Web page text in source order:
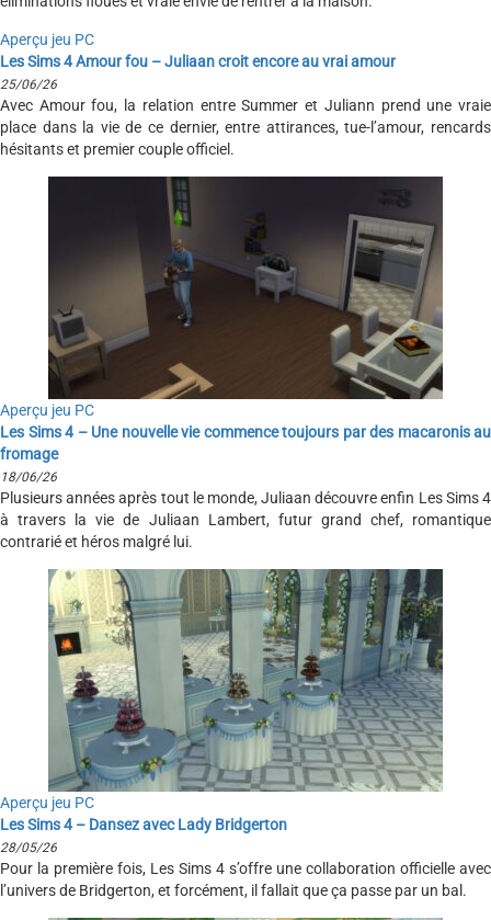
Aperçu jeu PC
Les Sims 4 Amour fou – Juliaan croit encore au vrai amour
25/06/26
Avec Amour fou, la relation entre Summer et Juliann prend une vraie
place dans la vie de ce dernier, entre attirances, tue-l’amour, rencards
hésitants et premier couple officiel.
Aperçu jeu PC
Les Sims 4 – Une nouvelle vie commence toujours par des macaronis au
fromage
18/06/26
Plusieurs années après tout le monde, Juliaan découvre enfin Les Sims 4
à travers la vie de Juliaan Lambert, futur grand chef, romantique
contrarié et héros malgré lui.
Aperçu jeu PC
Les Sims 4 – Dansez avec Lady Bridgerton
28/05/26
Pour la première fois, Les Sims 4 s’offre une collaboration officielle avec
l’univers de Bridgerton, et forcément, il fallait que ça passe par un bal.